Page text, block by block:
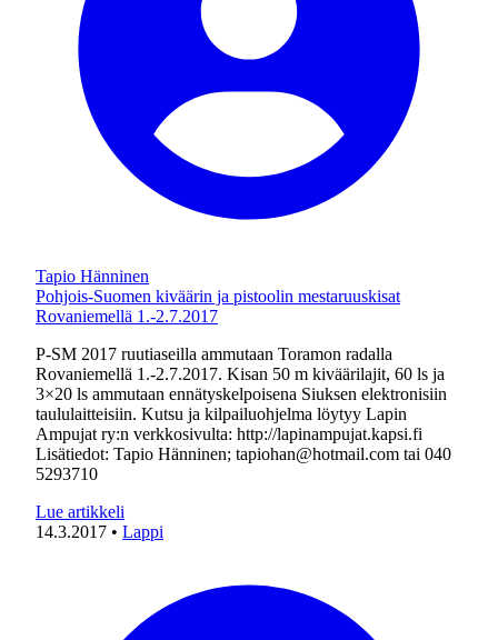
Tapio Hänninen
Pohjois-Suomen kiväärin ja pistoolin mestaruuskisat
Rovaniemellä 1.-2.7.2017
P-SM 2017 ruutiaseilla ammutaan Toramon radalla
Rovaniemellä 1.-2.7.2017. Kisan 50 m kiväärilajit, 60 ls ja
3×20 ls ammutaan ennätyskelpoisena Siuksen elektronisiin
taululaitteisiin. Kutsu ja kilpailuohjelma löytyy Lapin
Ampujat ry:n verkkosivulta: http://lapinampujat.kapsi.fi
Lisätiedot: Tapio Hänninen; tapiohan@hotmail.com tai 040
5293710
Lue artikkeli
14.3.2017 • Lappi